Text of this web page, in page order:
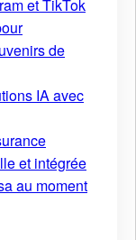
et TikTok
de
IA avec
et intégrée
au moment